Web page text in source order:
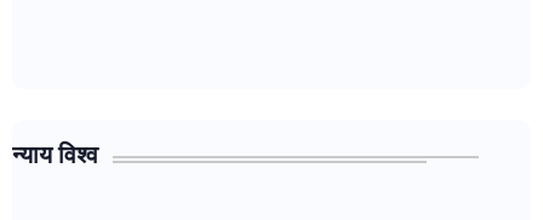
न्याय विश्व